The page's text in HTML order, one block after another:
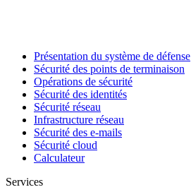
Présentation du système de défense
Sécurité des points de terminaison
Opérations de sécurité
Sécurité des identités
Sécurité réseau
Infrastructure réseau
Sécurité des e-mails
Sécurité cloud
Calculateur
Services